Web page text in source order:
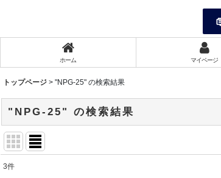
ホーム マイページ
トップページ > "NPG-25" の検索結果
"NPG-25" の検索結果
3件